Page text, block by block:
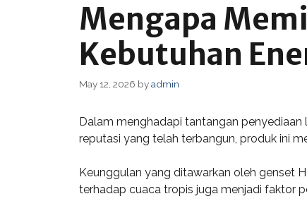
Mengapa
Kebutuhan
May 12, 2026 byadmin
Dalam menghadapi tantangan penyediaan
reputasi yang telah terbangun, produk ini
Keunggulan yang ditawarkan oleh genset
terhadap cuaca tropis juga menjadi faktor